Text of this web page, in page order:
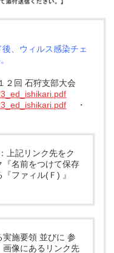
、ウィルス感染チェ
２回 石狩支部大会
・
：上記リンク先をク
『名前をつけて保存
ファィル(Ｆ) 』
実施要領 並びに 参
画像にあるリンク先